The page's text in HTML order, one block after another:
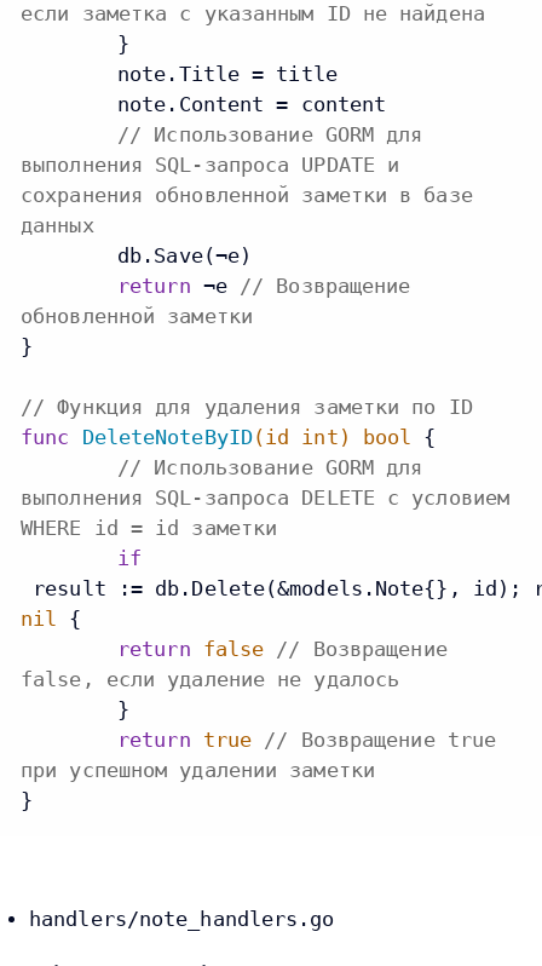
если заметка с указанным ID не найдена
// Использование GORM для
выполнения SQL-запроса UPDATE и
сохранения обновленной заметки в базе
данных
return ¬e // Возвращение
обновленной заметки
}
// Функция для удаления заметки по ID
func
DeleteNoteByID(id int ) bool {
// Использование GORM для
выполнения SQL-запроса DELETE с условием
WHERE id = id заметки
if
result := db.Delete(&models.Note{},
nil {
return false // Возвращение
false, если удаление не удалось
return true // Возвращение true
при успешном удалении заметки
handlers/note_handlers.go